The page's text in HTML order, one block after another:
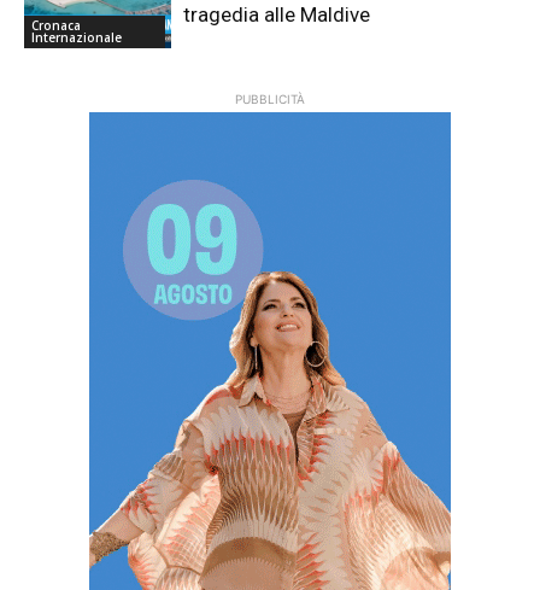
Cronaca
Internazionale
tragedia alle Maldive
PUBBLICITÀ